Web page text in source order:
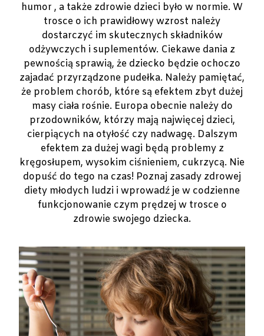
humor , a także zdrowie dzieci było w normie. W
trosce o ich prawidłowy wzrost należy
dostarczyć im skutecznych składników
odżywczych i suplementów. Ciekawe dania z
pewnością sprawią, że dziecko będzie ochoczo
zajadać przyrządzone pudełka. Należy pamiętać,
że problem chorób, które są efektem zbyt dużej
masy ciała rośnie. Europa obecnie należy do
przodowników, którzy mają najwięcej dzieci,
cierpiących na otyłość czy nadwagę. Dalszym
efektem za dużej wagi będą problemy z
kręgosłupem, wysokim ciśnieniem, cukrzycą. Nie
dopuść do tego na czas! Poznaj zasady zdrowej
diety młodych ludzi i wprowadź je w codzienne
funkcjonowanie czym prędzej w trosce o
zdrowie swojego dziecka.